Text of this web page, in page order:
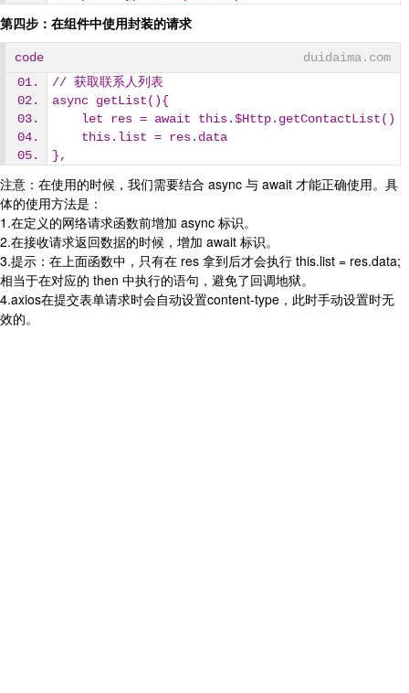
第四步：在组件中使用封装的请求
code
duidaima.com
// 获取联系人列表
async getList(){
    let res = await this.$Http.getContactList()
    this.list = res.data
},
注意：在使用的时候，我们需要结合 async 与 await 才能正确使用。具
体的使用方法是：
1.在定义的网络请求函数前增加 async 标识。
2.在接收请求返回数据的时候，增加 await 标识。
3.提示：在上面函数中，只有在 res 拿到后才会执行 this.list = res.data;
相当于在对应的 then 中执行的语句，避免了回调地狱。
4.axios在提交表单请求时会自动设置content-type，此时手动设置时无
效的。